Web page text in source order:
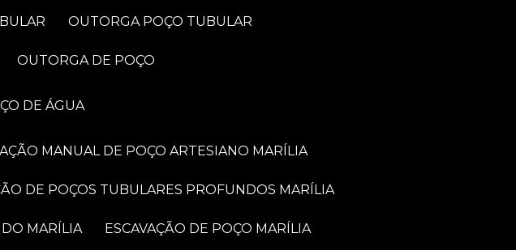
OUTORGA POÇO TUBULAR
OUTORGA DE POÇO
DE ÁGUA
MANUAL DE POÇO ARTESIANO MARÍLIA
DE POÇOS TUBULARES PROFUNDOS MARÍLIA
MARÍLIA ESCAVAÇÃO DE POÇO MARÍLIA